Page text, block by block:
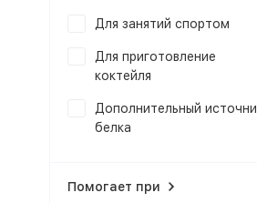
Для занятий спортом
Для приготовление
коктейля
Дополнительный
белка
Здоровый сон
Помогает при